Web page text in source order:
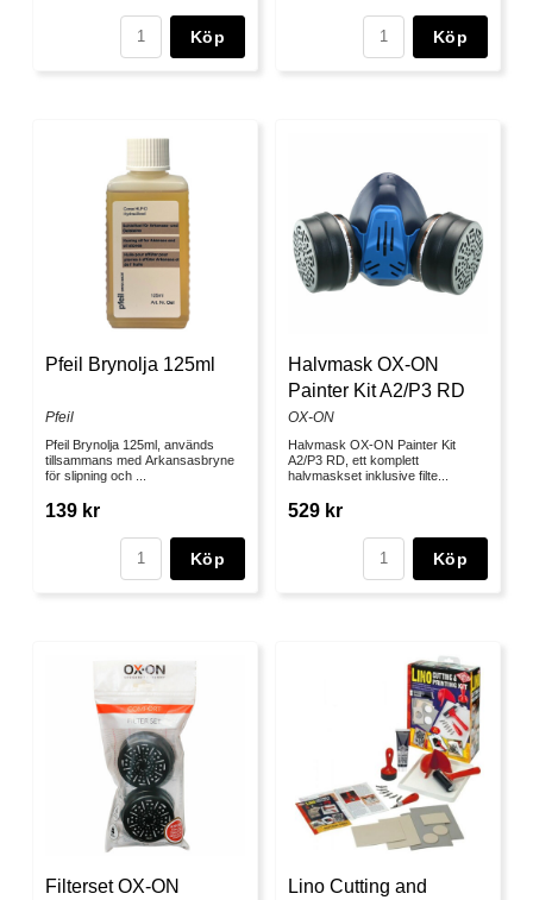
Köp Köp
Pfeil Brynolja 125ml
Pfeil
Pfeil Brynolja 125ml, används
tillsammans med Arkansasbryne
för slipning och ...
139 kr
Köp
Halvmask OX-ON
Painter Kit A2/P3 RD
OX-ON
Halvmask OX-ON Painter Kit
A2/P3 RD, ett komplett
halvmaskset inklusive filte...
529 kr
Köp
Filterset OX-ON
Lino Cutting and